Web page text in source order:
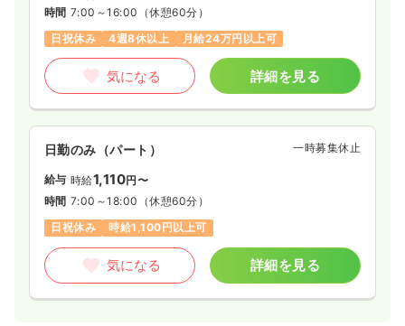
時間 7:00～16:00 （休憩60分）
日祝休み
4週8休以上 月給24万円以上可
気になる 詳細を見る
日勤のみ（パート） 一時募集休止
給与 時給1,110円〜
時間 7:00～18:00 （休憩60分）
日祝休み
時給1,100円以上可
気になる 詳細を見る